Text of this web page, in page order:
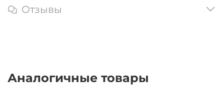
Отзывы
Аналогичные товары